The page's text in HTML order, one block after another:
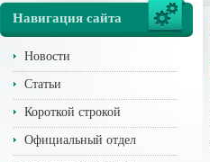
Навигация сайта
Новости
Статьи
Короткой строкой
Официальный отдел